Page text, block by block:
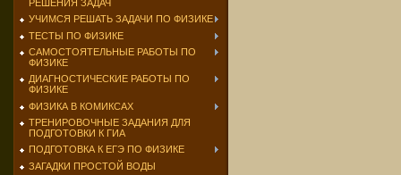
РЕШЕНИЯ ЗАДАЧ
УЧИМСЯ РЕШАТЬ ЗАДАЧИ ПО ФИЗИКЕ
ТЕСТЫ ПО ФИЗИКЕ
САМОСТОЯТЕЛЬНЫЕ РАБОТЫ ПО
ФИЗИКЕ
ДИАГНОСТИЧЕСКИЕ РАБОТЫ ПО
ФИЗИКЕ
ФИЗИКА В КОМИКСАХ
ТРЕНИРОВОЧНЫЕ ЗАДАНИЯ ДЛЯ
ПОДГОТОВКИ К ГИА
ПОДГОТОВКА К ЕГЭ ПО ФИЗИКЕ
ЗАГАДКИ ПРОСТОЙ ВОДЫ